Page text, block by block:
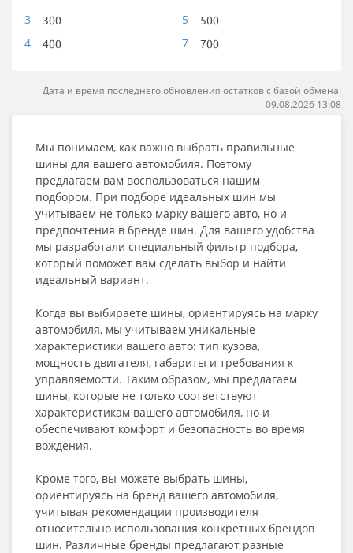
3 300
4 400
5 500
7 700
Дата и время последнего обновления остатков с базой обмена:
09.08.2026 13:08
Мы понимаем, как важно выбрать правильные
шины для вашего автомобиля. Поэтому
предлагаем вам воспользоваться нашим
подбором. При подборе идеальных шин мы
учитываем не только марку вашего авто, но и
предпочтения в бренде шин. Для вашего удобства
мы разработали специальный фильтр подбора,
который поможет вам сделать выбор и найти
идеальный вариант.
Когда вы выбираете шины, ориентируясь на марку
автомобиля, мы учитываем уникальные
характеристики вашего авто: тип кузова,
мощность двигателя, габариты и требования к
управляемости. Таким образом, мы предлагаем
шины, которые не только соответствуют
характеристикам вашего автомобиля, но и
обеспечивают комфорт и безопасность во время
вождения.
Кроме того, вы можете выбрать шины,
ориентируясь на бренд вашего автомобиля,
учитывая рекомендации производителя
относительно использования конкретных брендов
шин. Различные бренды предлагают разные